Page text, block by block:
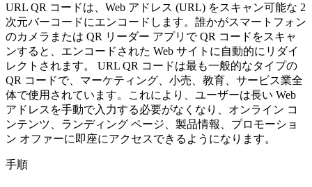
URL QR コードは、Web アドレス (URL) をスキャン可能な 2
次元バーコードにエンコードします。誰かがスマートフォン
のカメラまたは QR リーダー アプリで QR コードをスキャ
ンすると、エンコードされた Web サイトに自動的にリダイ
レクトされます。 URL QR コードは最も一般的なタイプの
QR コードで、マーケティング、小売、教育、サービス業全
体で使用されています。これにより、ユーザーは長い Web
アドレスを手動で入力する必要がなくなり、オンライン コ
ンテンツ、ランディング ページ、製品情報、プロモーショ
ン オファーに即座にアクセスできるようになります。
手順